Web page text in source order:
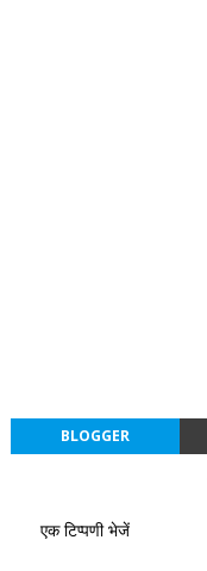
BLOGGER
एक टिप्पणी भेजें